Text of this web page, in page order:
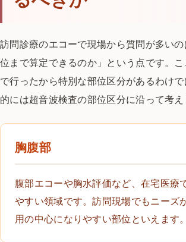
訪問診療のエコーで現場から質問が多い
位まで算定できるのか」という点です。
で行ったから特別な部位区分があるわけ
的には超音波検査の部位区分に沿って考え
胸腹部
腹部エコーや胸水評価など、在宅医療
やすい領域です。訪問現場でもニーズ
用の中心になりやすい部位といえます。